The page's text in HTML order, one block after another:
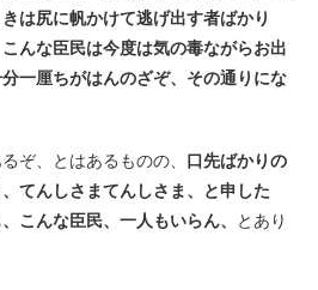
は尻に帆かけて逃げ出す者ばかり
んな臣民は今度は気の毒ながらお出
一厘ちがはんのざぞ、その通りにな
ぞ、とはあるものの、 口先ばかりの
てんしさまてんしさま、と申した
こんな臣民、一人もいらん、
とあり